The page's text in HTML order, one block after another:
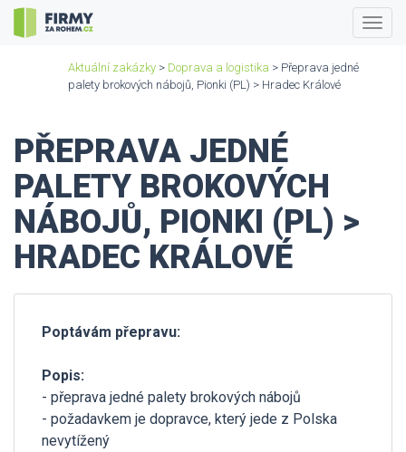
Aktuální zakázky > Doprava a logistika > Přeprava jedné
palety brokových nábojů, Pionki (PL) > Hradec Králové
PŘEPRAVA JEDNÉ
PALETY BROKOVÝCH
NÁBOJŮ, PIONKI (PL) >
HRADEC KRÁLOVÉ
Poptávám přepravu:
Popis:
- přeprava jedné palety brokových nábojů
- požadavkem je dopravce, který jede z Polska
nevytížený